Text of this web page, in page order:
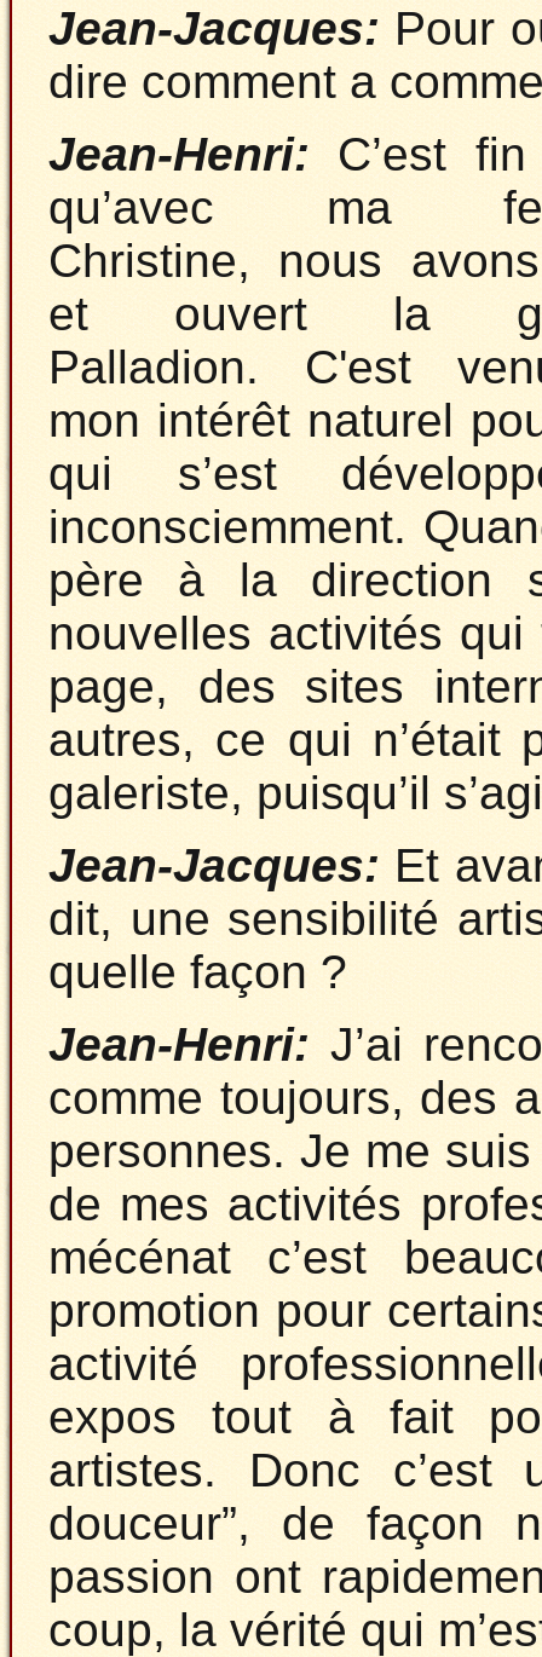
Jean-Jacques: Pour
dire comment a
Jean-Henri: C’est
qu’avec ma
Christine, nous
et ouvert la
Palladion. C'est
mon intérêt naturel
qui s’est
inconsciemment.
père à la direction
nouvelles activités
page, des sites
autres, ce qui n’était
galeriste, puisqu’il
Jean-Jacques: Et
dit, une sensibilité
quelle façon ?
Jean-Henri: J’ai
comme toujours, des
personnes. Je me
de mes activités
mécénat c’est
promotion pour
activité
expos tout à fait
artistes. Donc c’est
douceur”, de façon
passion ont
coup, la vérité qui